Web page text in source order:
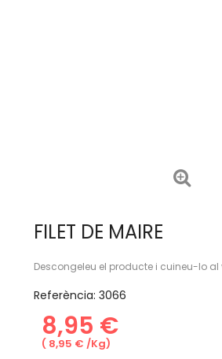
FILET DE MAIRE
Descongeleu el producte i cuineu-lo al
Referència: 3066
8,95 €
( 8,95 € /Kg)